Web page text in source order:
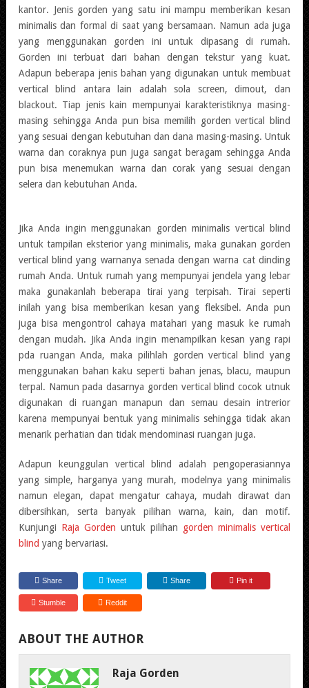
kantor. Jenis gorden yang satu ini mampu memberikan kesan
minimalis dan formal di saat yang bersamaan. Namun ada juga
yang menggunakan gorden ini untuk dipasang di rumah.
Gorden ini terbuat dari bahan dengan tekstur yang kuat.
Adapun beberapa jenis bahan yang digunakan untuk membuat
vertical blind antara lain adalah sola screen, dimout, dan
blackout. Tiap jenis kain mempunyai karakteristiknya masing-
masing sehingga Anda pun bisa memilih gorden vertical blind
yang sesuai dengan kebutuhan dan dana masing-masing. Untuk
warna dan coraknya pun juga sangat beragam sehingga Anda
pun bisa menemukan warna dan corak yang sesuai dengan
selera dan kebutuhan Anda.
Jika Anda ingin menggunakan gorden minimalis vertical blind
untuk tampilan eksterior yang minimalis, maka gunakan gorden
vertical blind yang warnanya senada dengan warna cat dinding
rumah Anda. Untuk rumah yang mempunyai jendela yang lebar
maka gunakanlah beberapa tirai yang terpisah. Tirai seperti
inilah yang bisa memberikan kesan yang fleksibel. Anda pun
juga bisa mengontrol cahaya matahari yang masuk ke rumah
dengan mudah. Jika Anda ingin menampilkan kesan yang rapi
pda ruangan Anda, maka pilihlah gorden vertical blind yang
menggunakan bahan kaku seperti bahan jenas, blacu, maupun
terpal. Namun pada dasarnya gorden vertical blind cocok utnuk
digunakan di ruangan manapun dan semau desain intrerior
karena mempunyai bentuk yang minimalis sehingga tidak akan
menarik perhatian dan tidak mendominasi ruangan juga.
Adapun keunggulan vertical blind adalah pengoperasiannya
yang simple, harganya yang murah, modelnya yang minimalis
namun elegan, dapat mengatur cahaya, mudah dirawat dan
dibersihkan, serta banyak pilihan warna, kain, dan motif.
Kunjungi Raja Gorden untuk pilihan gorden minimalis vertical
blind yang bervariasi.
Share Tweet Share Pin it
Stumble Reddit
ABOUT THE AUTHOR
Raja Gorden